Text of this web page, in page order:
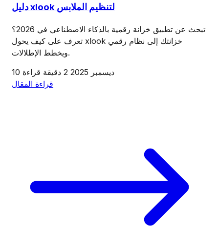
دليل xlook لتنظيم الملابس
تبحث عن تطبيق خزانة رقمية بالذكاء الاصطناعي في 2026؟
تعرف على كيف يحول xlook خزانتك إلى نظام رقمي
ويخطط الإطلالات.
10 ديسمبر 2025
2 دقيقة قراءة
قراءة المقال